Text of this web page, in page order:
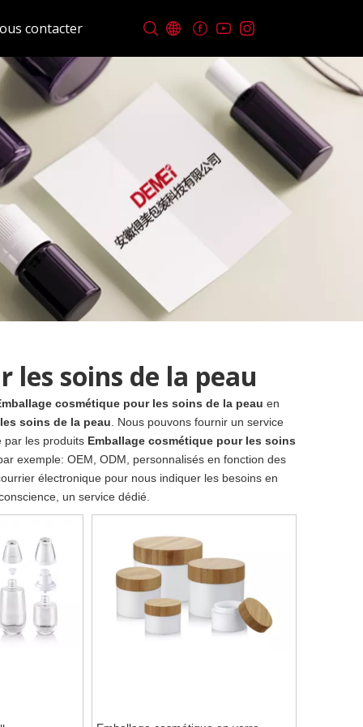
contacter
les soins de la peau
cosmétique pour les soins de la peau en
soins de la peau . Nous pouvons fournir un service
par les produits Emballage cosmétique pour les soins
exemple: OEM, ODM, personnalisés en fonction des
électronique pour nous indiquer les besoins en
un service dédié.